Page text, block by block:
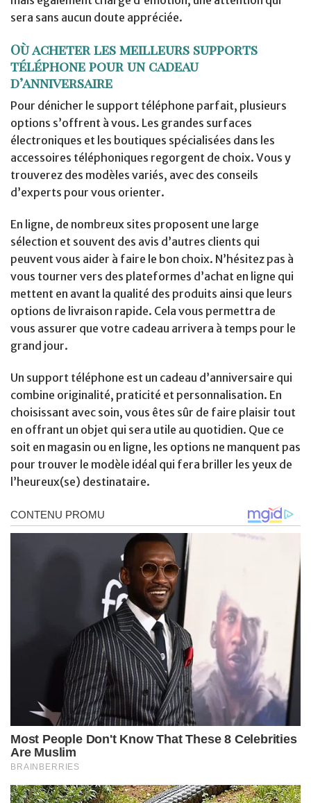
sera sans aucun doute appréciée.
Où acheter les meilleurs supports
téléphone pour un cadeau
d’anniversaire
Pour dénicher le support téléphone parfait, plusieurs
options s’offrent à vous. Les grandes surfaces
électroniques et les boutiques spécialisées dans les
accessoires téléphoniques regorgent de choix. Vous y
trouverez des modèles variés, avec des conseils
d’experts pour vous orienter.
En ligne, de nombreux sites proposent une large
sélection et souvent des avis d’autres clients qui
peuvent vous aider à faire le bon choix. N’hésitez pas à
vous tourner vers des plateformes d’achat en ligne qui
mettent en avant la qualité des produits ainsi que leurs
options de livraison rapide. Cela vous permettra de
vous assurer que votre cadeau arrivera à temps pour le
grand jour.
Un support téléphone est un cadeau d’anniversaire qui
combine originalité, praticité et personnalisation. En
choisissant avec soin, vous êtes sûr de faire plaisir tout
en offrant un objet qui sera utile au quotidien. Que ce
soit en magasin ou en ligne, les options ne manquent pas
pour trouver le modèle idéal qui fera briller les yeux de
l’heureux(se) destinataire.